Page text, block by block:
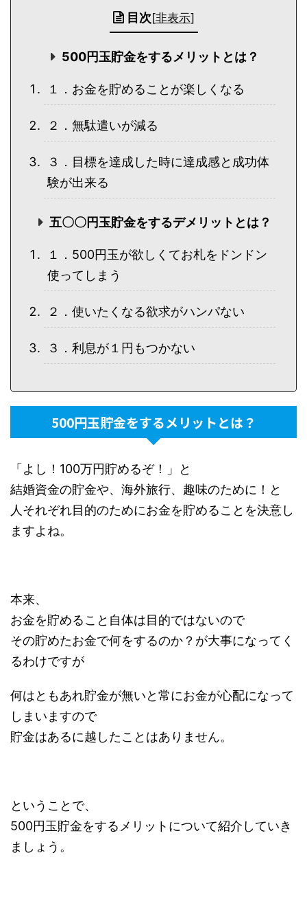
目次[非表示]
500円玉貯金をするメリットとは？
１．お金を貯めることが楽しくなる
２．無駄遣いが減る
３．目標を達成した時に達成感と成功体
験が出来る
五〇〇円玉貯金をするデメリットとは？
１．500円玉が欲しくてお札をドンドン
使ってしまう
２．使いたくなる欲求がハンパない
３．利息が１円もつかない
500円玉貯金をするメリットとは？
「よし！100万円貯めるぞ！」と
結婚資金の貯金や、海外旅行、趣味のために！と
人それぞれ目的のためにお金を貯めることを決意し
ますよね。
本来、
お金を貯めること自体は目的ではないので
その貯めたお金で何をするのか？が大事になってく
るわけですが
何はともあれ貯金が無いと常にお金が心配になって
しまいますので
貯金はあるに越したことはありません。
ということで、
500円玉貯金をするメリットについて紹介していき
ましょう。